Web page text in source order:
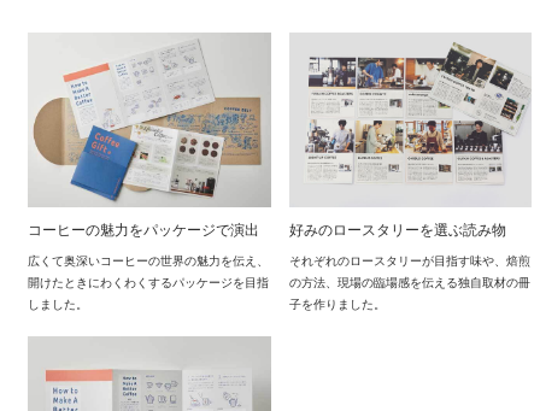
コーヒーの魅力をパッケージで演出
広くて奥深いコーヒーの世界の魅力を伝え、
開けたときにわくわくするパッケージを目指
しました。
好みのロースタリーを選ぶ読み物
それぞれのロースタリーが目指す味や、焙煎
の方法、現場の臨場感を伝える独自取材の冊
子を作りました。